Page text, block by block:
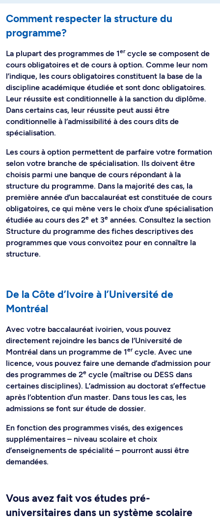
Comment respecter la structure du
programme?
La plupart des programmes de 1ercycle se composent de
cours obligatoires et de cours à option. Comme leur nom
l’indique, les cours obligatoires constituent la base de la
discipline académique étudiée et sont donc obligatoires.
Leur réussite est conditionnelle à la sanction du diplôme.
Dans certains cas, leur réussite peut aussi être
conditionnelle à l’admissibilité à des cours dits de
spécialisation.
Les cours à option permettent de parfaire votre formation
selon votre branche de spécialisation. Ils doivent être
choisis parmi une banque de cours répondant à la
structure du programme. Dans la majorité des cas, la
première année d’un baccalauréat est constituée de cours
obligatoires, ce qui mène vers le choix d’une spécialisation
étudiée au cours des 2e et 3e années. Consultez la section
Structure du programme des fiches descriptives des
programmes que vous convoitez pour en connaître la
structure.
De la Côte d’Ivoire à l’Université de
Montréal
Avec votre baccalauréat ivoirien, vous pouvez
directement rejoindre les bancs de l’Université de
Montréal dans un programme de 1ercycle. Avec une
licence, vous pouvez faire une demande d’admission pour
des programmes de 2e cycle (maîtrise ou DESS dans
certaines disciplines). L’admission au doctorat s’effectue
après l’obtention d’un master. Dans tous les cas, les
admissions se font sur étude de dossier.
En fonction des programmes visés, des exigences
supplémentaires – niveau scolaire et choix
d’enseignements de spécialité – pourront aussi être
demandées.
Vous avez fait vos études pré-
universitaires dans un système scolaire